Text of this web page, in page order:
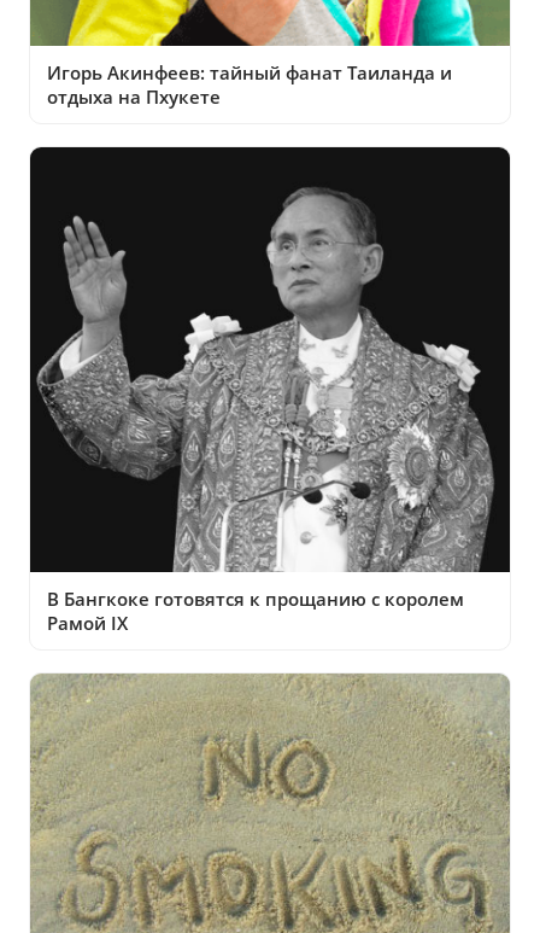
Игорь Акинфеев: тайный фанат Таиланда и
отдыха на Пхукете
В Бангкоке готовятся к прощанию с королем
Рамой IX